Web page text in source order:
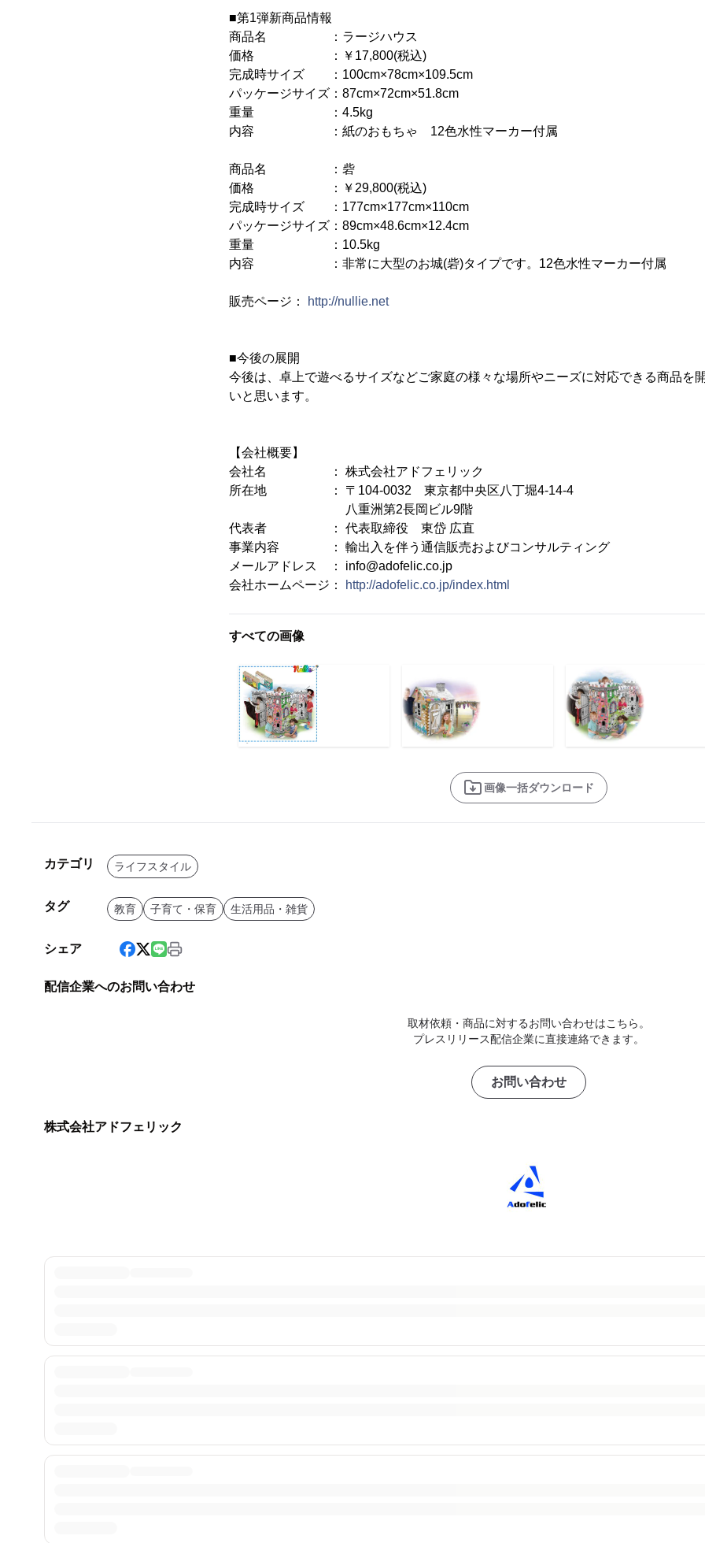
■第1弾新商品情報
商品名 ：ラージハウス
価格 ：￥17,800(税込)
完成時サイズ ：100cm×78cm×109.5cm
パッケージサイズ：87cm×72cm×51.8cm
重量 ：4.5kg
内容 ：紙のおもちゃ 12色水性マーカー付属
商品名 ：砦
価格 ：￥29,800(税込)
完成時サイズ ：177cm×177cm×110cm
パッケージサイズ：89cm×48.6cm×12.4cm
重量 ：10.5kg
内容 ：非常に大型のお城(砦)タイプです。12色水性マーカー付属
販売ページ： http://nullie.net
■今後の展開
今後は、卓上で遊べるサイズなどご家庭の様々な場所やニーズに対応できる商品を
いと思います。
【会社概要】
会社名 ： 株式会社アドフェリック
所在地 ： 〒104-0032 東京都中央区八丁堀4-14-4
八重洲第2長岡ビル9階
代表者 ： 代表取締役 東岱 広直
事業内容 ： 輸出入を伴う通信販売およびコンサルティング
メールアドレス ： info@adofelic.co.jp
会社ホームページ：
http://adofelic.co.jp/index.html
すべての画像
画像一括ダウンロード
カテゴリ ライフスタイル
タグ 教育 子育て・保育 生活用品・雑貨
シェア
配信企業へのお問い合わせ
取材依頼・商品に対するお問い合わせはこちら。
プレスリリース配信企業に直接連絡できます。
お問い合わせ
株式会社アドフェリック